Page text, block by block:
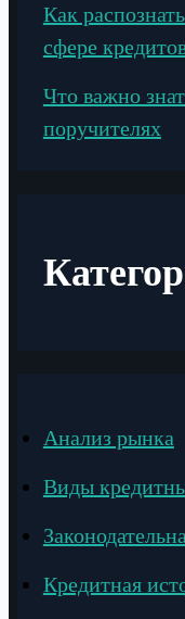
Как
сфере
Что важно
поручителях
Анализ рынка
Виды
Кредитная